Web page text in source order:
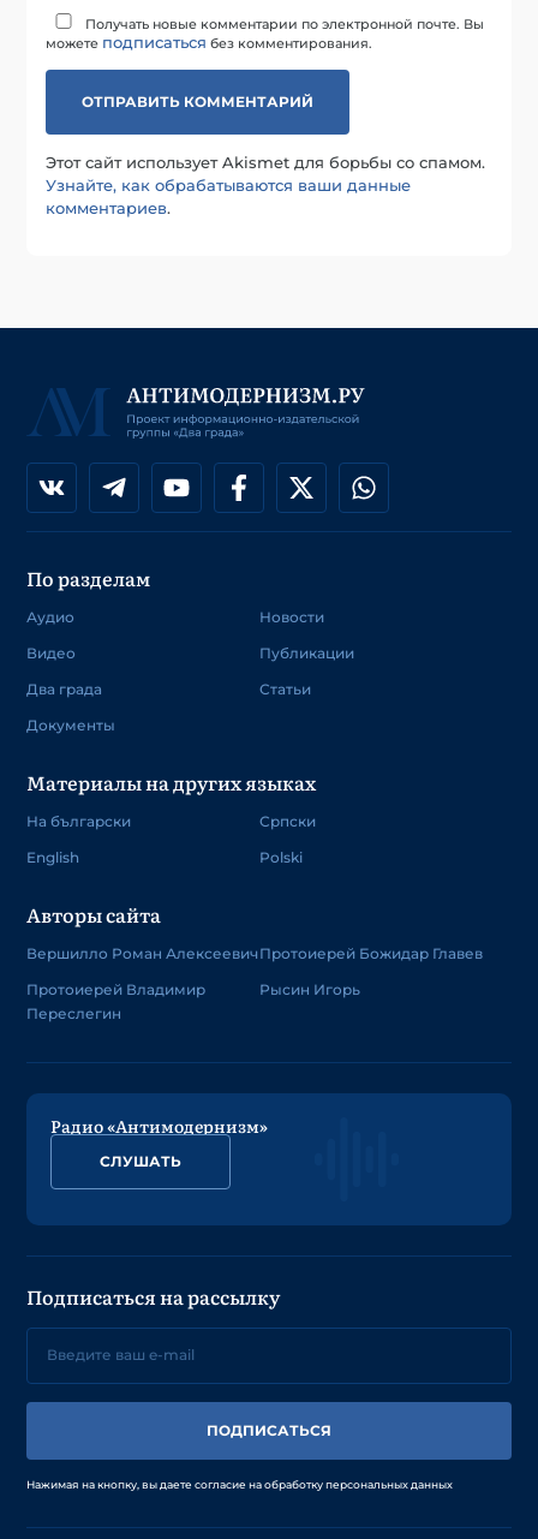
Получать новые комментарии по электронной почте. Вы
можете подписаться без комментирования.
Этот сайт использует Akismet для борьбы со спамом.
Узнайте, как обрабатываются ваши данные
комментариев.
По разделам
Аудио
Видео
Два града
Документы
Новости
Публикации
Статьи
Материалы на других языках
На български
English
Српски
Polski
Авторы сайта
Вершилло Роман Алексеевич
Протоиерей Владимир
Переслегин
Протоиерей Божидар Главев
Рысин Игорь
Радио «Антимодернизм»
СЛУШАТЬ
Подписаться на рассылку
ПОДПИСАТЬСЯ
Нажимая на кнопку, вы даете согласие на обработку персональных данных